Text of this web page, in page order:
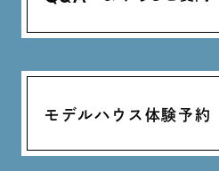
モデルハウス体験予約